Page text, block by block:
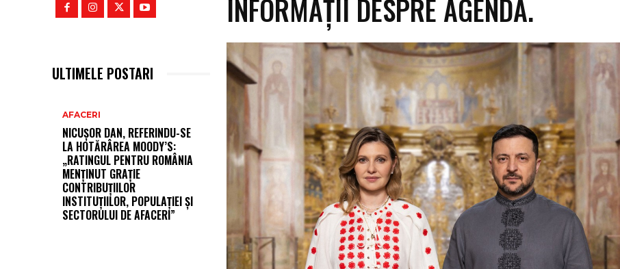
ULTIMELE POSTARI
AFACERI
NICUȘOR DAN, REFERINDU-SE
LA HOTĂRÂREA MOODY’S:
„RATINGUL PENTRU ROMÂNIA
MENȚINUT GRAȚIE
CONTRIBUȚIILOR
INSTITUȚIILOR, POPULAȚIEI ȘI
SECTORULUI DE AFACERI”
INFORMAȚII DESPRE AGENDĂ.